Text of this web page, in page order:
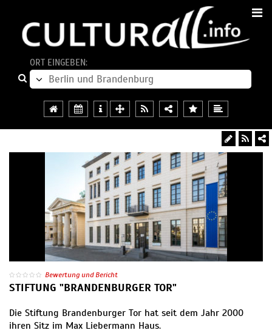
ORT EINGEBEN:
Bewertung und Bericht
STIFTUNG "BRANDENBURGER TOR"
Die Stiftung Brandenburger Tor hat seit dem Jahr 2000
ihren Sitz im Max Liebermann Haus.